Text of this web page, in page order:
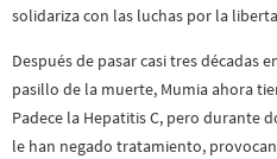
solidariza con las luchas por la
Después de pasar casi tres décadas
pasillo de la muerte, Mumia ahora
Padece la Hepatitis C, pero durante
le han negado tratamiento,